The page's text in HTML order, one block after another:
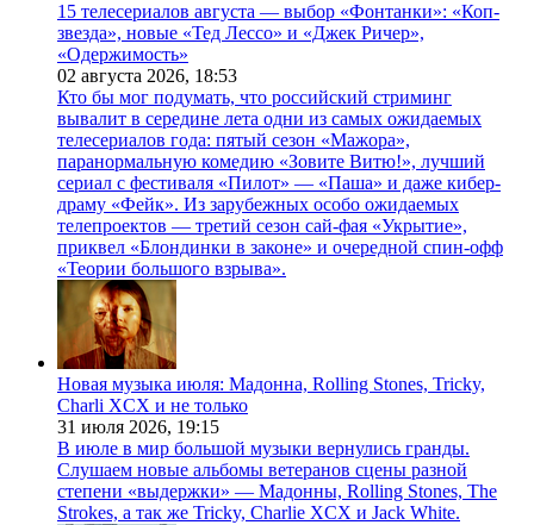
15 телесериалов августа — выбор «Фонтанки»: «Коп-
звезда», новые «Тед Лессо» и «Джек Ричер»,
«Одержимость»
02 августа 2026, 18:53
Кто бы мог подумать, что российский стриминг
вывалит в середине лета одни из самых ожидаемых
телесериалов года: пятый сезон «Мажора»,
паранормальную комедию «Зовите Витю!», лучший
сериал с фестиваля «Пилот» — «Паша» и даже кибер-
драму «Фейк». Из зарубежных особо ожидаемых
телепроектов — третий сезон сай-фая «Укрытие»,
приквел «Блондинки в законе» и очередной спин-офф
«Теории большого взрыва».
Новая музыка июля: Мадонна, Rolling Stones, Tricky,
Charli XCX и не только
31 июля 2026, 19:15
В июле в мир большой музыки вернулись гранды.
Слушаем новые альбомы ветеранов сцены разной
степени «выдержки» — Мадонны, Rolling Stones, The
Strokes, а так же Tricky, Charlie XCX и Jack White.